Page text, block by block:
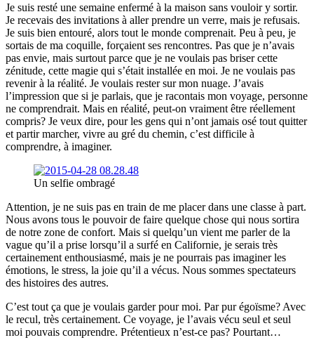
Je suis resté une semaine enfermé à la maison sans vouloir y sortir.
Je recevais des invitations à aller prendre un verre, mais je refusais.
Je suis bien entouré, alors tout le monde comprenait. Peu à peu, je
sortais de ma coquille, forçaient ses rencontres. Pas que je n’avais
pas envie, mais surtout parce que je ne voulais pas briser cette
zénitude, cette magie qui s’était installée en moi. Je ne voulais pas
revenir à la réalité. Je voulais rester sur mon nuage. J’avais
l’impression que si je parlais, que je racontais mon voyage, personne
ne comprendrait. Mais en réalité, peut-on vraiment être réellement
compris? Je veux dire, pour les gens qui n’ont jamais osé tout quitter
et partir marcher, vivre au gré du chemin, c’est difficile à
comprendre, à imaginer.
Un selfie ombragé
Attention, je ne suis pas en train de me placer dans une classe à part.
Nous avons tous le pouvoir de faire quelque chose qui nous sortira
de notre zone de confort. Mais si quelqu’un vient me parler de la
vague qu’il a prise lorsqu’il a surfé en Californie, je serais très
certainement enthousiasmé, mais je ne pourrais pas imaginer les
émotions, le stress, la joie qu’il a vécus. Nous sommes spectateurs
des histoires des autres.
C’est tout ça que je voulais garder pour moi. Par pur égoïsme? Avec
le recul, très certainement. Ce voyage, je l’avais vécu seul et seul
moi pouvais comprendre. Prétentieux n’est-ce pas? Pourtant…